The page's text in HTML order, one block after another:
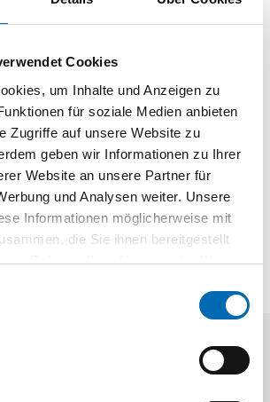
Cookies
um Inhalte und Anzeigen zu
für soziale Medien anbieten
Zugriffe auf unsere Website zu
geben wir Informationen zu Ihrer
Website an unsere Partner für
und Analysen weiter. Unsere
Informationen möglicherweise mit
die Sie ihnen bereitgestellt
im Rahmen Ihrer Nutzung der Dienste
2022-2024